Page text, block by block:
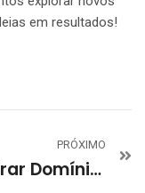
em resultados!
PRÓXIMO
Registrar Domínio: Aprenda Como Fazer Em Poucos Passos!